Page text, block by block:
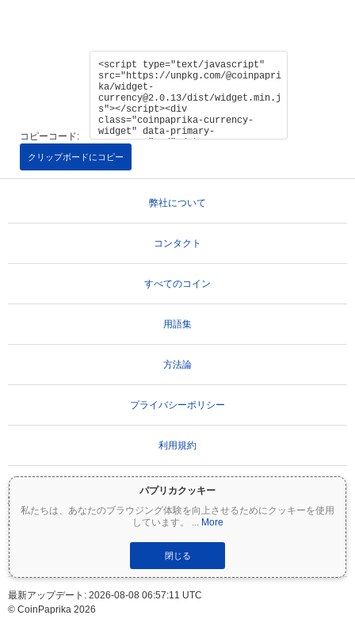
パプリカクッキー
私たちは、あなたのブラウジング体験を向上させるためにクッキーを使用
しています。
... More
閉じる
コピーコード:
クリップボードにコピー
弊社について
コンタクト
すべてのコイン
用語集
方法論
プライバシーポリシー
利用規約
重要な免責事項：
す。投資額の一部または全額を失う可能性があります。Coinpaprikaのすべての情報は
情報提供のみを目的としており、財務または投資のアドバイスを構成するものではあ
りません。投資判断を行う前に、必ずご自身で調査（DYOR）を行い、資格のあるファ
イナンシャルアドバイザーに相談してください。Coinpaprikaは、この情報の使用に起
因するいかなる損失についても責任を負いません。
最新アップデート: 2026-08-08 06:57:11 UTC
© CoinPaprika 2026